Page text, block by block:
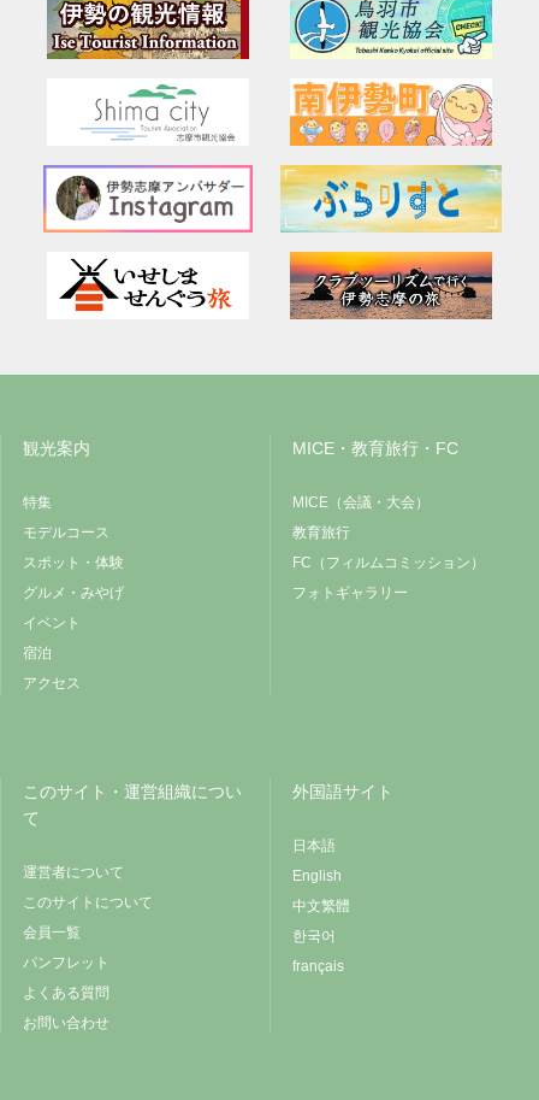
観光案内
特集
モデルコース
スポット・体験
グルメ・みやげ
イベント
宿泊
アクセス
MICE・教育旅行・FC
MICE（会議・大会）
教育旅行
FC（フィルムコミッション）
フォトギャラリー
このサイト・運営組織につい
て
運営者について
このサイトについて
会員一覧
パンフレット
よくある質問
お問い合わせ
外国語サイト
日本語
English
中文繁體
한국어
français